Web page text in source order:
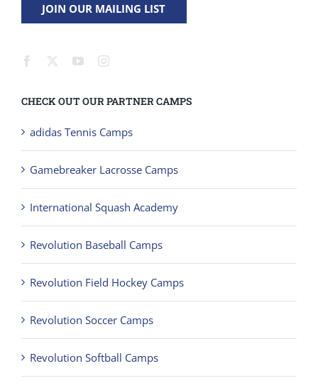
JOIN OUR MAILING LIST
CHECK OUT OUR PARTNER CAMPS
adidas Tennis Camps
Gamebreaker Lacrosse Camps
International Squash Academy
Revolution Baseball Camps
Revolution Field Hockey Camps
Revolution Soccer Camps
Revolution Softball Camps